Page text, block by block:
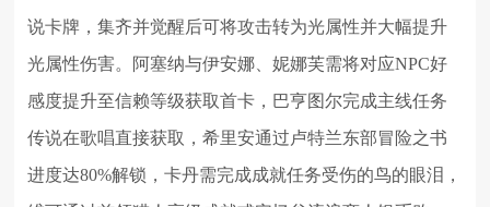
说卡牌，集齐并觉醒后可将攻击转为光属性并大幅提升
光属性伤害。阿塞纳与伊安娜、妮娜芙需将对应NPC好
感度提升至信赖等级获取首卡，巴亨图尔完成主线任务
传说在歌唱直接获取，希里安通过卢特兰东部冒险之书
进度达80%解锁，卡丹需完成成就任务受伤的鸟的眼泪，